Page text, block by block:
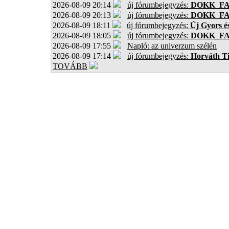
2026-08-09 20:14 új fórumbejegyzés:
2026-08-09 20:13
új fórumbejegyzés:
2026-08-09 18:11
új fórumbejegyzés: Új Gyors
2026-08-09 18:05
új fórumbejegyzés:
2026-08-09 17:55
Napló: az univerzum szélén
2026-08-09 17:14
új fórumbejegyzés: Horváth
TOVÁBB